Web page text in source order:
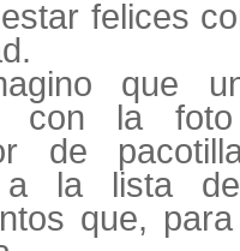
felices
que
con la
de
a la lista de
que,